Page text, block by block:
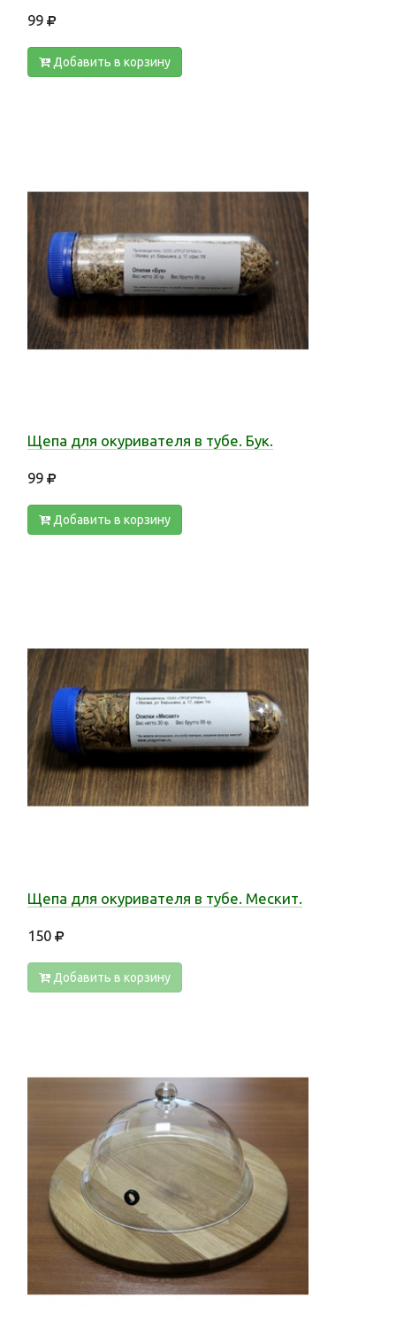
99
Добавить в корзину
Щепа для окуривателя в тубе. Бук.
99
Добавить в корзину
Щепа для окуривателя в тубе. Мескит.
150
Добавить в корзину